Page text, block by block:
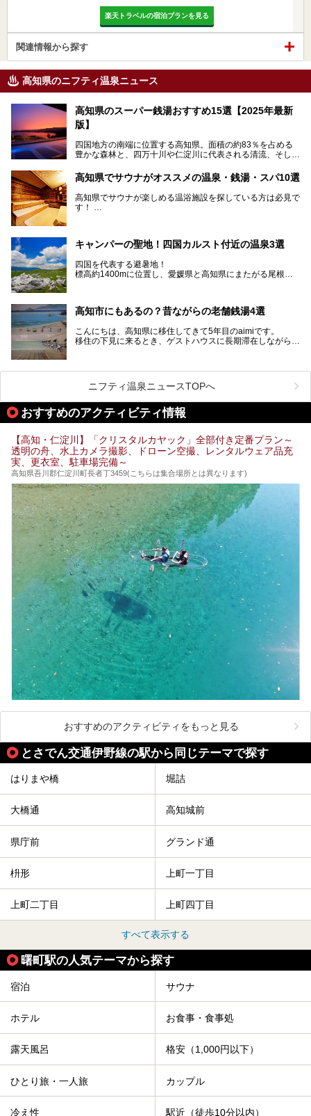
楽天トラベルの宿泊プランを見る
関連情報から探す
高知県のニフティ温泉ニュース
高知県のスーパー銭湯おすすめ15選【2025年最新
版】
四国地方の南端に位置する高知県。面積の約83％を占める
豊かな森林と、四万十川や仁淀川に代表される清流、そして
魅力がぎゅっと詰まった県です。
高知県はまた、カツオのたたきをはじめとする海産物や清流
で育つ川魚、大皿にごちそうがどっさり盛られた皿鉢料理、
柚子などの柑橘類、地酒といったグルメが充実していること
でも知られます。ここでは、温泉とあわせて自然の景観やグ
高知県でサウナがオススメの温泉・銭湯・スパ10選
高知県でサウナが楽しめる温浴施設を探している方は必見で
す！
ぜひこれを読んで高知のサウナ探しの参考してくださいね！
キャンパーの聖地！四国カルスト付近の温泉3選
四国を代表する避暑地！
標高約1400mに位置し、愛媛県と高知県にまたがる尾根沿
が見れる場所。
帰り温泉（お風呂）がありません。
中でもライターおすすめの３つの温泉をご紹介します。
などが問題なければ、温泉に入ってから向かうことをオスス
メします。
なぜなら最寄り温泉でも車で４０分、山を降りていかねばな
りませんからね…！！
もしくは、翌日キャンプ帰りに立ち寄るのもおすすめです。
それでは見ていきましょう。
高知市にもあるの？昔ながらの老舗銭湯4選
こんにちは、高知県に移住してきて5年目のaimiです。
移住の下見に来るとき、ゲストハウスに長期滞在しながら観
高知市というと、高知県の人口の半分が集まっているにぎや
かなイメージがある方も多いかと思いますが、昔ながらの老
舗銭湯がけっこうな数あるのですよ。
規模は小さいながら、元気に営業中なので観光がてら訪問し
てみてはいかがでしょう？
Kですよ♪
それではチェックしてきましょう♪
ニフティ温泉ニュースTOPへ
おすすめのアクティビティ情報
【高知・仁淀川】「クリスタルカヤック」全部付き定番プラン～
透明の舟、水上カメラ撮影、ドローン空撮、レンタルウェア品充
実、更衣室、駐車場完備～
高知県吾川郡仁淀川町長者丁3459(こちらは集合場所とは異なります)
おすすめのアクティビティをもっと見る
とさでん交通伊野線の駅から同じテーマで探す
はりまや橋 堀詰
大橋通 高知城前
県庁前 グランド通
枡形 上町一丁目
上町二丁目 上町四丁目
すべて表示する
曙町駅の人気テーマから探す
宿泊 サウナ
ホテル お食事・食事処
露天風呂 格安（1,000円以下）
ひとり旅・一人旅 カップル
冷え性 駅近（徒歩10分以内）